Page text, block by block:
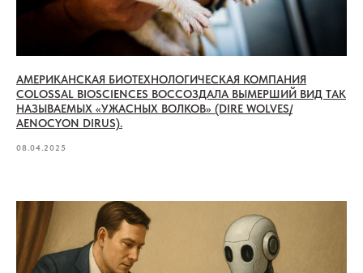
АМЕРИКАНСКАЯ БИОТЕХНОЛОГИЧЕСКАЯ КОМПАНИЯ
COLOSSAL BIOSCIENCES ВОССОЗДАЛА ВЫМЕРШИЙ ВИД ТАК
НАЗЫВАЕМЫХ «УЖАСНЫХ ВОЛКОВ» (DIRE WOLVES/
AENOCYON DIRUS).
08.04.2025